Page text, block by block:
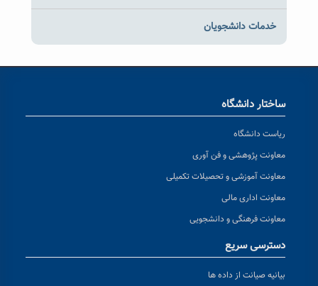
خدمات دانشجویان
ساختار دانشگاه
ریاست دانشگاه
معاونت پژوهشی و فن آوری
معاونت آموزشی و تحصیلات تکمیلی
معاونت اداری مالی
معاونت فرهنگی و دانشجویی
دسترسی سریع
بیانیه صیانت از داده ها